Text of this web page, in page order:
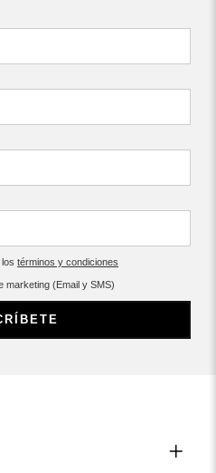
términos y condiciones
marketing (Email y SMS)